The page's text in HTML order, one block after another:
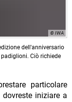
© IWA
dell'anniversario
Ciò richiede
particolare
iniziare a